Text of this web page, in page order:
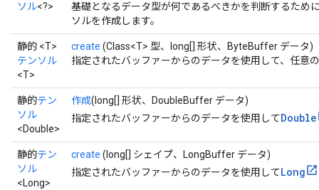
ソル<?>
基礎となるデータ型が何であるべきかを判断するため
ソルを作成します。
静的 <T>
テンソル
<T>
create (Class<T> 型、long[] 形状、ByteBuffer データ)
指定されたバッファーからのデータを使用して、任意
静的テン
ソル
<Double>
作成(long[] 形状、DoubleBuffer データ)
指定されたバッファーからのデータを使用してDouble
静的テン
ソル
<Long>
create (long[] シェイプ、LongBuffer データ)
指定されたバッファーからのデータを使用してLong